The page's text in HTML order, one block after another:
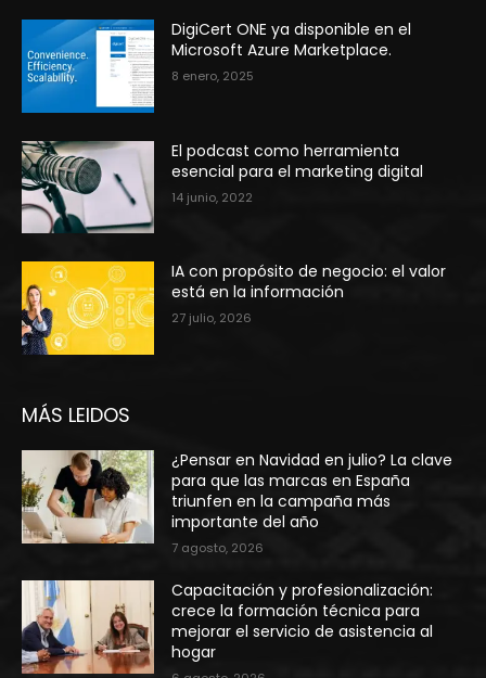
DigiCert ONE ya disponible en el
Microsoft Azure Marketplace.
8 enero, 2025
El podcast como herramienta
esencial para el marketing digital
14 junio, 2022
IA con propósito de negocio: el valor
está en la información
27 julio, 2026
MÁS LEIDOS
¿Pensar en Navidad en julio? La clave
para que las marcas en España
triunfen en la campaña más
importante del año
7 agosto, 2026
Capacitación y profesionalización:
crece la formación técnica para
mejorar el servicio de asistencia al
hogar